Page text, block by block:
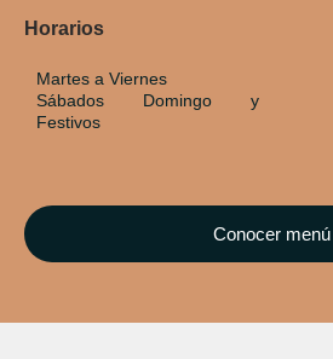
Horarios​
Martes a Viernes
Sábados Domingo y
Festivos
Conocer menú